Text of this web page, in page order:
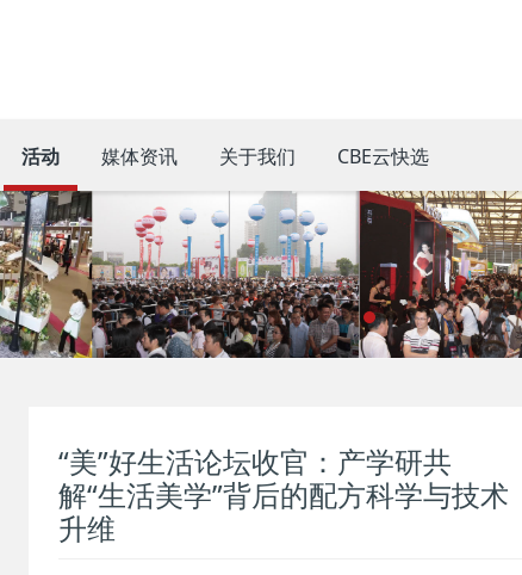
活动 媒体资讯 关于我们 CBE云快选
“美”好生活论坛收官：产学研共
解“生活美学”背后的配方科学与技术
升维